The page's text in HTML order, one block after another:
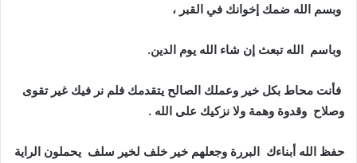
وبسم الله ضمك إخوانك في القبر ،
وباسم الله تبعث إن شاء الله يوم الدين.
فأنت محاط بكل خير وعملك الصالح يتقدمك فلم نر فيك غير تقوى
وصلاح وقدوة وهمة ولا نزكيك على الله .
حفظ الله أبناءك البررة وجعلهم خير خلف لخير سلف يحملون الراية